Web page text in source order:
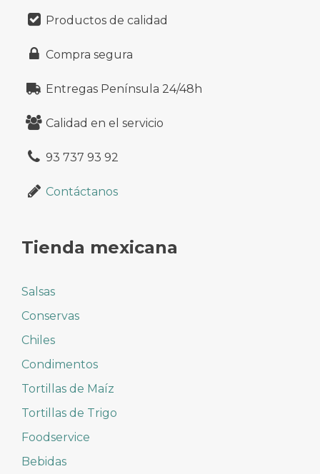
Productos de calidad
Compra segura
Entregas Península 24/48h
Calidad en el servicio
93 737 93 92
Contáctanos
Tienda mexicana
Salsas
Conservas
Chiles
Condimentos
Tortillas de Maíz
Tortillas de Trigo
Foodservice
Bebidas